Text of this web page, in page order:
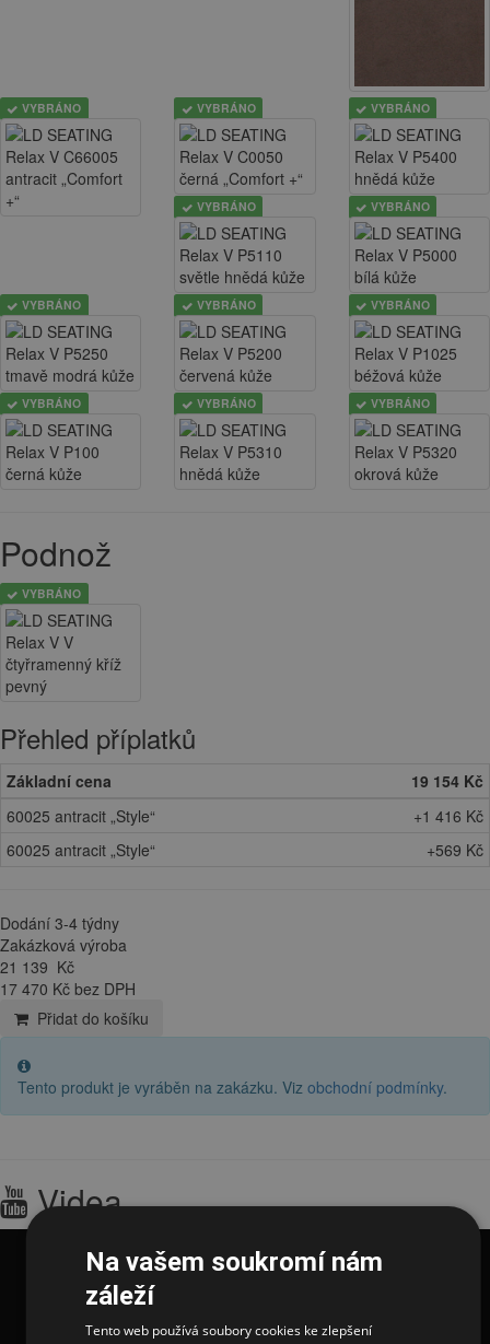
VYBRÁNO VYBRÁNO VYBRÁNO
VYBRÁNO VYBRÁNO
VYBRÁNO VYBRÁNO VYBRÁNO
VYBRÁNO VYBRÁNO VYBRÁNO
Podnož
VYBRÁNO
Přehled příplatků
Základní cena
19 154 Kč
60025 antracit „Style“
+1 416 Kč
60025 antracit „Style“
+569 Kč
Dodání 3-4 týdny
Zakázková výroba
21 139 Kč
17 470 Kč bez DPH
Přidat do košíku
Tento produkt je vyráběn na zakázku. Viz obchodní podmínky.
Videa
Na vašem soukromí nám
záleží
Tento web používá soubory cookies ke zlepšení